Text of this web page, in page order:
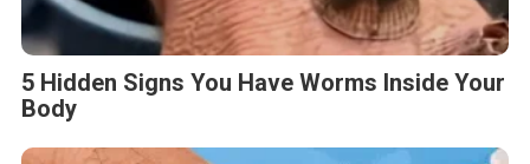
5 Hidden Signs You Have Worms Inside Your
Body